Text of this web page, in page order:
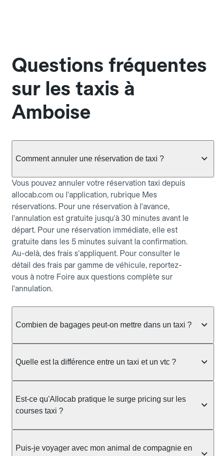
Questions fréquentes
sur les taxis à
Amboise
Comment annuler une réservation de taxi ?
Vous pouvez annuler votre réservation taxi depuis
allocab.com ou l'application, rubrique Mes
réservations. Pour une réservation à l'avance,
l'annulation est gratuite jusqu'à 30 minutes avant le
départ. Pour une réservation immédiate, elle est
gratuite dans les 5 minutes suivant la confirmation.
Au-delà, des frais s'appliquent. Pour consulter le
détail des frais par gamme de véhicule, reportez-
vous à notre Foire aux questions complète sur
l'annulation.
Combien de bagages peut-on mettre dans un taxi ?
taxi berline accueille en général jusqu'à 3 bagages
ou nombreux, précisez-le dans le champ "Message
au chauffeur" lors de la réservation. Le prix n'est
pas impacté par le nombre de bagages.
Quelle est la différence entre un taxi et un vtc ?
prendre en charge directement dans la rue, à une
station ou sur réservation, avec un tarif au
réservation et propose un prix fixe annoncé à
l'avance. Chez Allocab, réservez facilement votre
Est-ce qu'Allocab pratique le surge pricing sur les
courses taxi ?
réglementation préfectorale et suit un barème
Puis-je voyager avec mon animal de compagnie en